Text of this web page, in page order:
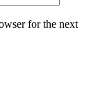
for the next